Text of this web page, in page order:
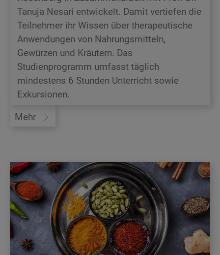
Tanuja Nesari entwickelt. Damit vertiefen die
Teilnehmer ihr Wissen über therapeutische
Anwendungen von Nahrungsmitteln,
Gewürzen und Kräutern. Das
Studienprogramm umfasst täglich
mindestens 6 Stunden Unterricht sowie
Exkursionen.
Mehr